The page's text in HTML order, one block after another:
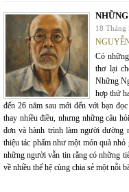
18 Tháng
Có
thơ lại
Những
hợp thứ
đến 26 năm sau mới đến với bạn
thay nhiều điều, nhưng những câu
đơn và hành trình làm người
thiệu tác phẩm như một món quà
những người vẫn tin rằng có những
về nhiều thế hệ cùng chia sẻ một